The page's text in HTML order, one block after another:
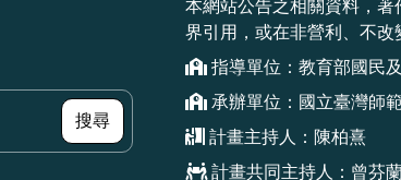
搜尋（另開新視窗）
本網站公告之相關資料，
界引用，或在非營利、不改
指導單位：教育部國民
承辦單位：國立臺灣師
計畫主持人：陳柏熹
計畫共同主持人：曾芬